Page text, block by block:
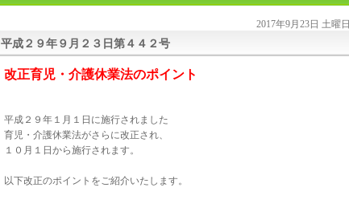
2017年9月23日 土曜日
平成２９年９月２３日第４４２号
改正育児・介護休業法のポイント
平成２９年１月１日に施行されました
育児・介護休業法がさらに改正され、
１０月１日から施行されます。
以下改正のポイントをご紹介いたします。